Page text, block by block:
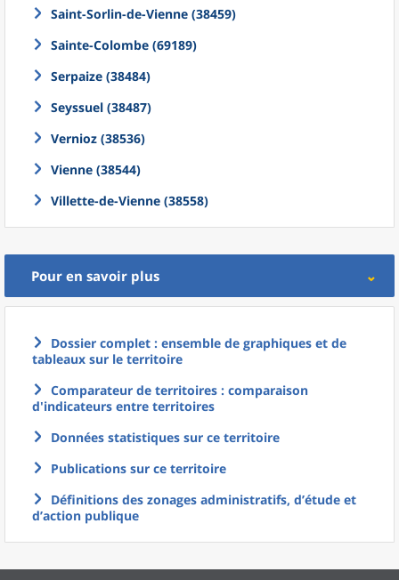
Saint-Sorlin-de-Vienne (38459)
Sainte-Colombe (69189)
Serpaize (38484)
Seyssuel (38487)
Vernioz (38536)
Vienne (38544)
Villette-de-Vienne (38558)
Pour en savoir plus
Dossier complet : ensemble de graphiques et de
tableaux sur le territoire
Comparateur de territoires : comparaison
d'indicateurs entre territoires
Données statistiques sur ce territoire
Publications sur ce territoire
Définitions des zonages administratifs, d’étude et
d’action publique